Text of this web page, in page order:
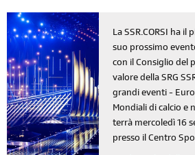
La SSR.CORSI ha il
suo prossimo
con il Consiglio del
valore della SRG
grandi eventi -
Mondiali di calcio e
terrà mercoledì 16
presso il Centro